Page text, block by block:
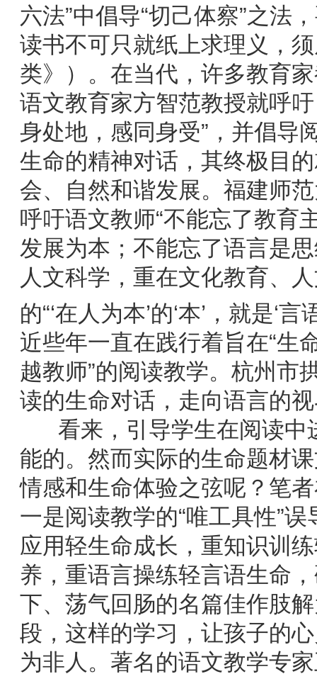
六法”中倡导“切己体察”之
读书不可只就纸上求理义，
类》）。在当代，许多教育
语文教育家方智范教授就呼
身处地，感同身受”，并倡导
生命的精神对话，其终极目
会、自然和谐发展。福建师
呼吁语文教师“不能忘了教育
发展为本；不能忘了语言是
人文科学，重在文化教育、
的“‘在人为本’的‘本’，就是‘言
近些年一直在践行着旨在“生
越教师”的阅读教学。杭州市
读的生命对话，走向语言的
看来，引导学生在阅读中
能的。然而实际的生命题材
情感和生命体验之弦呢？笔
一是阅读教学的“唯工具性”
应用轻生命成长，重知识训
养，重语言操练轻言语生命
下、荡气回肠的名篇佳作肢
段，这样的学习，让孩子的
为非人。著名的语文教学专